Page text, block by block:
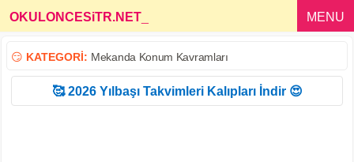
OKULONCESiTR.NET MENU
😏 KATEGORİ: Mekanda Konum Kavramları
🥰 2026 Yılbaşı Takvimleri Kalıpları İndir 😍